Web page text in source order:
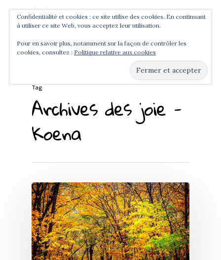
Hit enter to search or ESC to close
Tag
Archives des joie -
Koena
Confidentialité et cookies : ce site utilise des cookies. En continuant
à utiliser ce site Web, vous acceptez leur utilisation.
Pour en savoir plus, notamment sur la façon de contrôler les
cookies, consultez : Politique relative aux cookies